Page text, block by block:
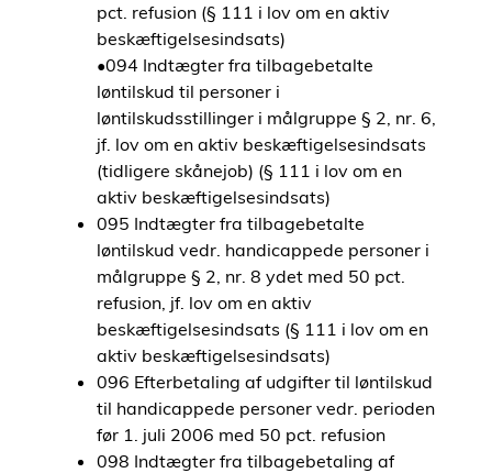
pct. refusion (§ 111 i lov om en aktiv
beskæftigelsesindsats)
•094 Indtægter fra tilbagebetalte
løntilskud til personer i
løntilskudsstillinger i målgruppe § 2, nr. 6,
jf. lov om en aktiv beskæftigelsesindsats
(tidligere skånejob) (§ 111 i lov om en
aktiv beskæftigelsesindsats)
095 Indtægter fra tilbagebetalte
løntilskud vedr. handicappede personer i
målgruppe § 2, nr. 8 ydet med 50 pct.
refusion, jf. lov om en aktiv
beskæftigelsesindsats (§ 111 i lov om en
aktiv beskæftigelsesindsats)
096 Efterbetaling af udgifter til løntilskud
til handicappede personer vedr. perioden
før 1. juli 2006 med 50 pct. refusion
098 Indtægter fra tilbagebetaling af